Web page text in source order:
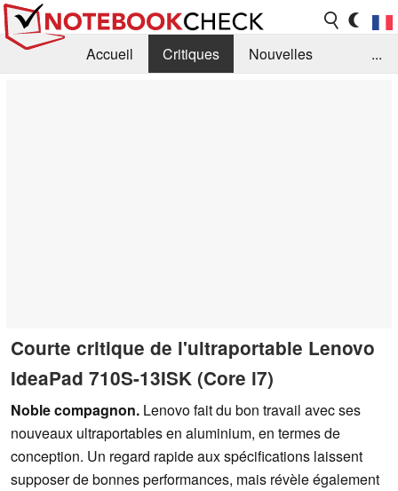
Accueil Critiques
Nouvelles
...
Courte critique de l'ultraportable Lenovo
IdeaPad 710S-13ISK (Core i7)
Noble compagnon. Lenovo fait du bon travail avec ses
nouveaux ultraportables en aluminium, en termes de
conception. Un regard rapide aux spécifications laissent
supposer de bonnes performances, mais révèle également